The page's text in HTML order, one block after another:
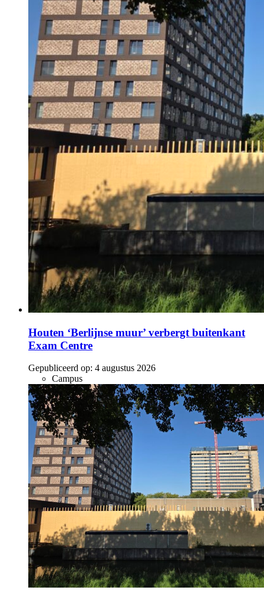
Houten ‘Berlijnse muur’ verbergt buitenkant
Exam Centre
Gepubliceerd op: 4 augustus 2026
Campus